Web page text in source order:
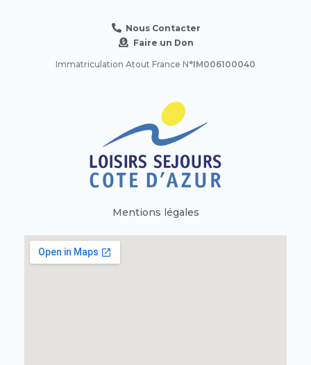
Nous Contacter
Faire un Don
Immatriculation Atout France N°IM006100040
Mentions légales